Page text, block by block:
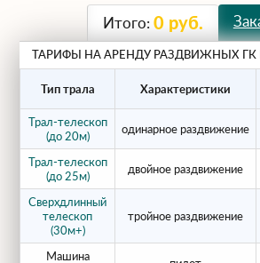
которые не помещаются
кузов (13.6м).
Что мы
Наша техника
транспортировки:
Строительных
балок, ферм, пролетов,
Итого:0 руб.
ТАРИФЫ НА АРЕНДУ РАЗДВИЖНЫХ ГК
Тип трала Характеристики
Трал-телескоп
(до 20м)
одинарное раздвижение
Трал-телескоп
(до 25м)
двойное раздвижение
Сверхдлинный
телескоп
(30м+)
тройное раздвижение
Машина